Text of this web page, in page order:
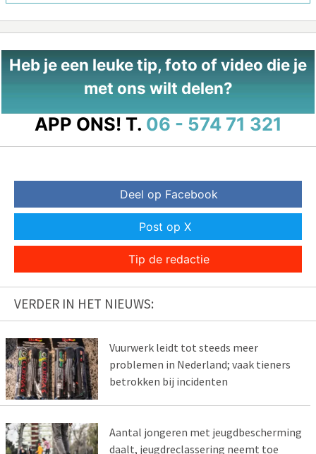
Heb je een leuke tip, foto of video die je
met ons wilt delen?
APP ONS! T. 06 - 574 71 321
Deel op Facebook
Post op X
Tip de redactie
VERDER IN HET NIEUWS:
Vuurwerk leidt tot steeds meer
problemen in Nederland; vaak tieners
betrokken bij incidenten
Aantal jongeren met jeugdbescherming
daalt, jeugdreclassering neemt toe